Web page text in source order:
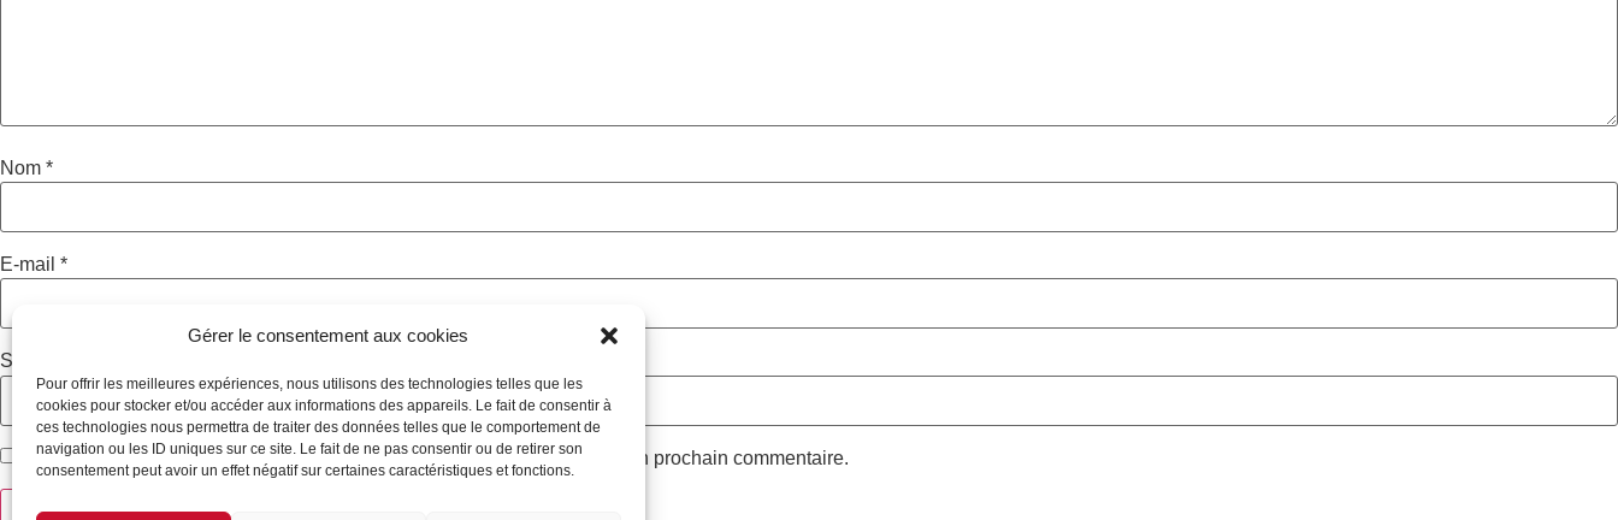
Gérer le consentement aux cookies
Pour offrir les meilleures expériences, nous utilisons des technologies telles que les
cookies pour stocker et/ou accéder aux informations des appareils. Le fait de consentir à
ces technologies nous permettra de traiter des données telles que le comportement de
navigation ou les ID uniques sur ce site. Le fait de ne pas consentir ou de retirer son
consentement peut avoir un effet négatif sur certaines caractéristiques et fonctions.
Nom *
E-mail *
Site web
Enregistrer mon nom, mon e-mail et mon site dans le navigateur pour mon prochain commentaire.